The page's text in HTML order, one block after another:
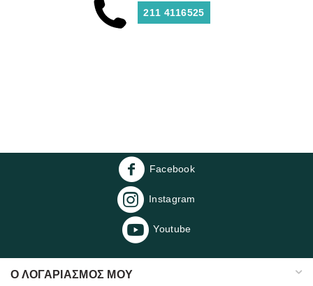
211 4116525
Facebook
Instagram
Youtube
Ο ΛΟΓΑΡΙΑΣΜΌΣ ΜΟΥ